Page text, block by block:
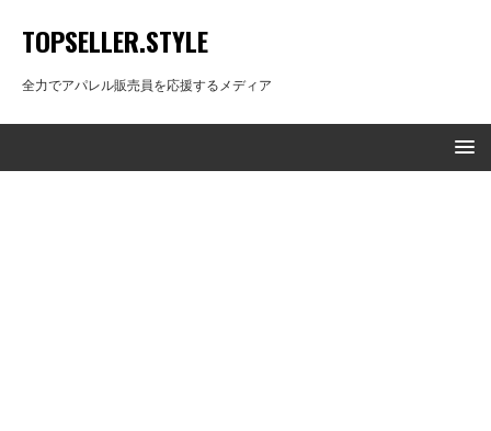
TOPSELLER.STYLE
全力でアパレル販売員を応援するメディア